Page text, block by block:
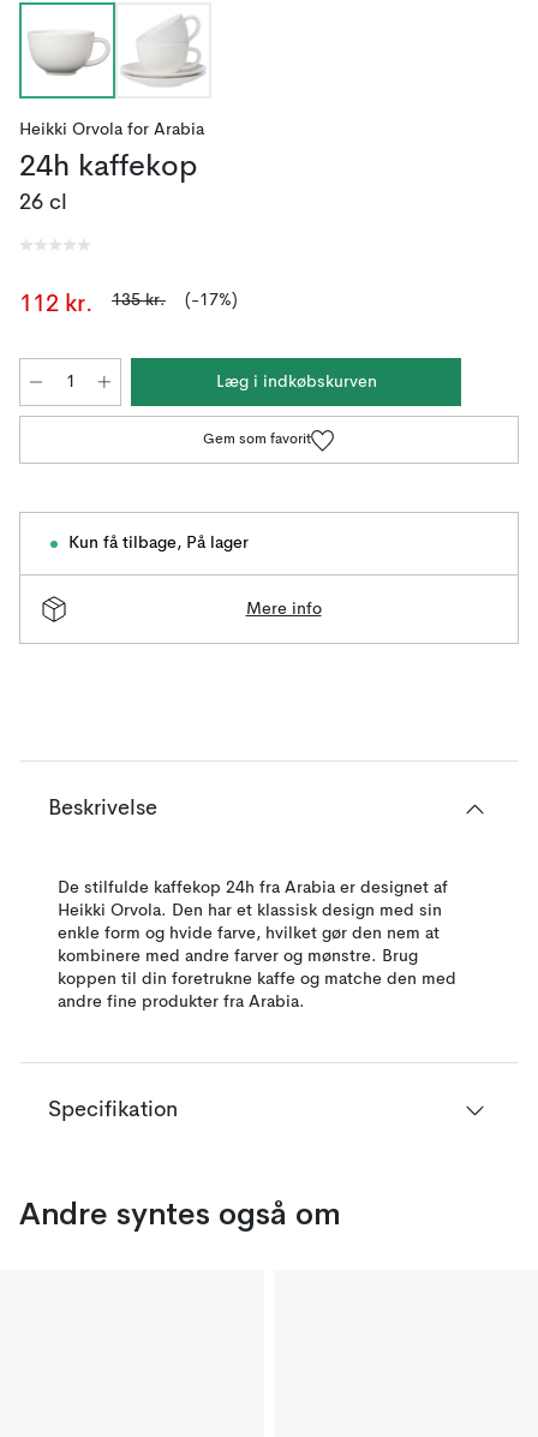
Heikki Orvola for Arabia
24h kaffekop
26 cl
112 kr. 135 kr. (-17%)
Læg i indkøbskurven
Gem som favorit
Kun få tilbage, På lager
Mere info
Beskrivelse
De stilfulde kaffekop 24h fra Arabia er designet af
Heikki Orvola. Den har et klassisk design med sin
enkle form og hvide farve, hvilket gør den nem at
kombinere med andre farver og mønstre. Brug
koppen til din foretrukne kaffe og matche den med
andre fine produkter fra Arabia.
Specifikation
Andre syntes også om